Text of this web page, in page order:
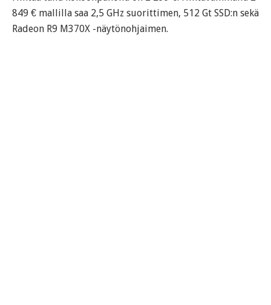
849 € mallilla saa 2,5 GHz suorittimen, 512 Gt SSD:n sekä
Radeon R9 M370X -näytönohjaimen.